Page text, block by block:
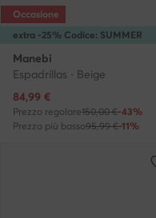
extra -25% Codice: SUMMER
Occasione
Manebi
Espadrillas · Beige
Prezzo attuale
84,99 €
Prezzo regolare150,00 €-43%
Prezzo più basso95,99 €-11%